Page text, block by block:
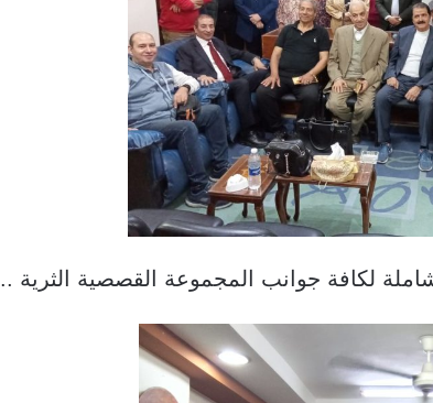
لكافة جوانب المجموعة القصصية الثرية ..